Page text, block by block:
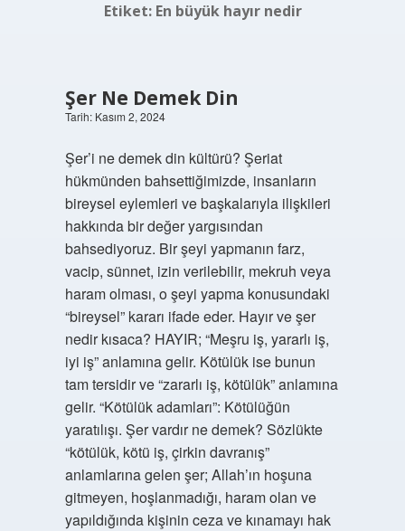
Etiket: En büyük hayır nedir
Şer Ne Demek Din
Tarih: Kasım 2, 2024
Şer’i ne demek din kültürü? Şeriat
hükmünden bahsettiğimizde, insanların
bireysel eylemleri ve başkalarıyla ilişkileri
hakkında bir değer yargısından
bahsediyoruz. Bir şeyi yapmanın farz,
vacip, sünnet, izin verilebilir, mekruh veya
haram olması, o şeyi yapma konusundaki
“bireysel” kararı ifade eder. Hayır ve şer
nedir kısaca? HAYIR; “Meşru iş, yararlı iş,
iyi iş” anlamına gelir. Kötülük ise bunun
tam tersidir ve “zararlı iş, kötülük” anlamına
gelir. “Kötülük adamları”: Kötülüğün
yaratılışı. Şer vardır ne demek? Sözlükte
“kötülük, kötü iş, çirkin davranış”
anlamlarına gelen şer; Allah’ın hoşuna
gitmeyen, hoşlanmadığı, haram olan ve
yapıldığında kişinin ceza ve kınamayı hak